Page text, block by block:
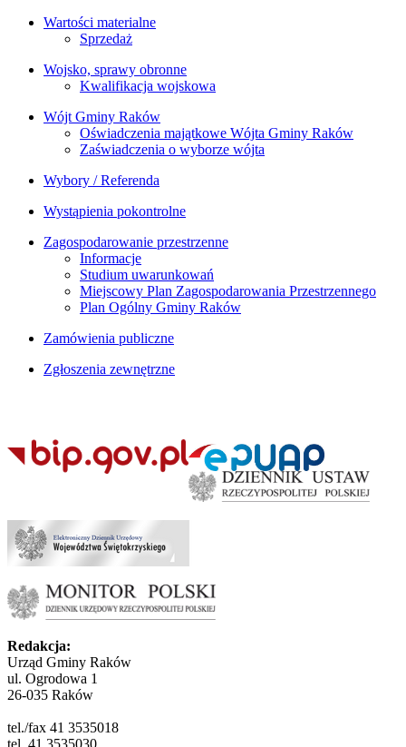
Wartości materialne
Sprzedaż
Wojsko, sprawy obronne
Kwalifikacja wojskowa
Wójt Gminy Raków
Oświadczenia majątkowe Wójta Gminy Raków
Zaświadczenia o wyborze wójta
Wybory / Referenda
Wystąpienia pokontrolne
Zagospodarowanie przestrzenne
Informacje
Studium uwarunkowań
Miejscowy Plan Zagospodarowania Przestrzennego
Plan Ogólny Gminy Raków
Zamówienia publiczne
Zgłoszenia zewnętrzne
Redakcja:
Urząd Gminy Raków
ul. Ogrodowa 1
26-035 Raków
tel./fax 41 3535018
tel. 41 3535030